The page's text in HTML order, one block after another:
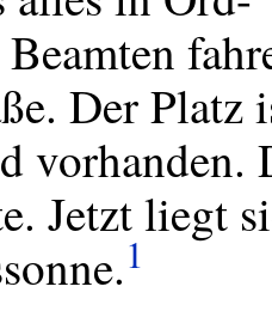
Der Platz
vorhanden.
Jetzt liegt
1